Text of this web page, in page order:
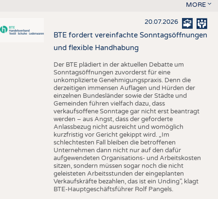
MORE
20.07.2026
BTE fordert vereinfachte Sonntagsöffnungen
und flexible Handhabung
Der BTE plädiert in der aktuellen Debatte um
Sonntagsöffnungen zuvorderst für eine
unkomplizierte Genehmigungspraxis. Denn die
derzeitigen immensen Auflagen und Hürden der
einzelnen Bundesländer sowie der Städte und
Gemeinden führen vielfach dazu, dass
verkaufsoffene Sonntage gar nicht erst beantragt
werden – aus Angst, dass der geforderte
Anlassbezug nicht ausreicht und womöglich
kurzfristig vor Gericht gekippt wird. „Im
schlechtesten Fall bleiben die betroffenen
Unternehmen dann nicht nur auf den dafür
aufgewendeten Organisations- und Arbeitskosten
sitzen, sondern müssen sogar noch die nicht
geleisteten Arbeitsstunden der eingeplanten
Verkaufskräfte bezahlen, das ist ein Unding", klagt
BTE-Hauptgeschäftsführer Rolf Pangels.